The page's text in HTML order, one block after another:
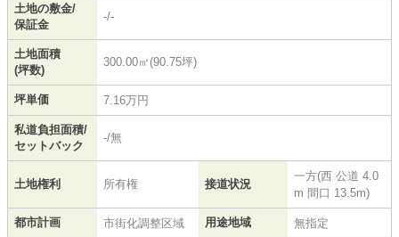
土地の敷金/
保証金
-/-
土地面積
(坪数)
300.00㎡(90.75坪)
坪単価 7.16万円
私道負担面積/
セットバック
-/無
土地権利 所有権 接道状況
一方(西 公道 4.0
m 間口 13.5m)
都市計画 市街化調整区域 用途地域 無指定